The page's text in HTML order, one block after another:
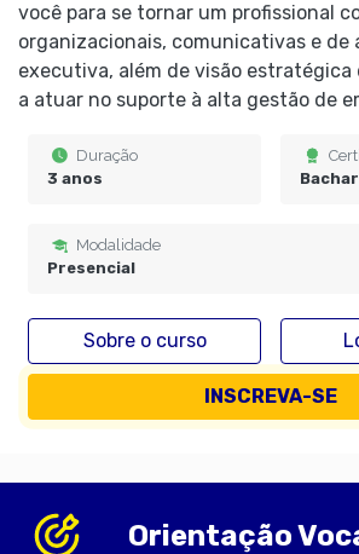
você para se tornar um profissional
organizacionais, comunicativas e de
executiva, além de visão estratégica
a atuar no suporte à alta gestão de
Duração
3 anos
Modalidade
Presencial
Sobre o curso
INSCREVA-SE
Orientação